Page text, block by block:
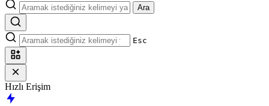
Ara
Esc
Hızlı Erişim